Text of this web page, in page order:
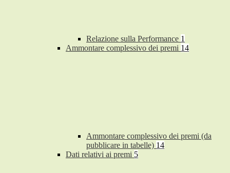
Relazione sulla Performance 1
Ammontare complessivo dei premi 14
Ammontare complessivo dei premi (da
pubblicare in tabelle) 14
Dati relativi ai premi 5